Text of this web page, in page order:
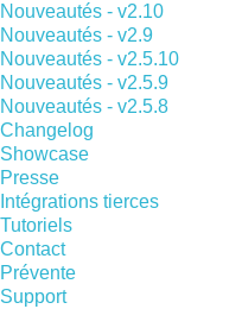
Nouveautés - v2.10
Nouveautés - v2.9
Nouveautés - v2.5.10
Nouveautés - v2.5.9
Nouveautés - v2.5.8
Changelog
Showcase
Presse
Intégrations tierces
Tutoriels
Contact
Prévente
Support